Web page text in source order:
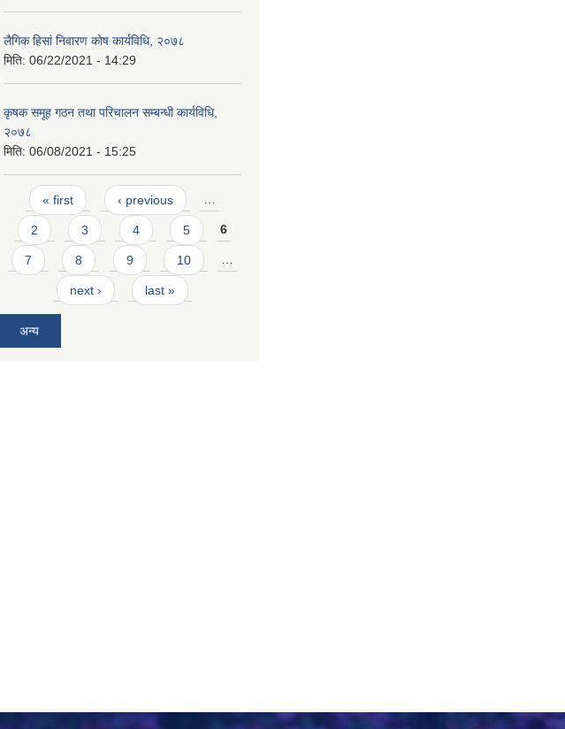
लैगिक हिसां निवारण कोष कार्यविधि, २०७८
मिति: 06/22/2021 - 14:29
कृषक समूह गठन तथा परिचालन सम्बन्धी कार्यविधि,
२०७८
मिति: 06/08/2021 - 15:25
Pages
« first ‹ previous …
2 3 4 5 6
7 8 9 10 …
next › last »
अन्य